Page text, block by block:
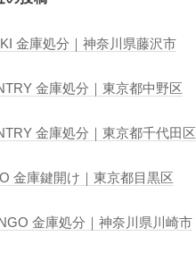
金庫処分｜神奈川県藤沢市
金庫処分｜東京都中野区
金庫処分｜東京都千代田区
金庫鍵開け｜東京都目黒区
金庫処分｜神奈川県川崎市